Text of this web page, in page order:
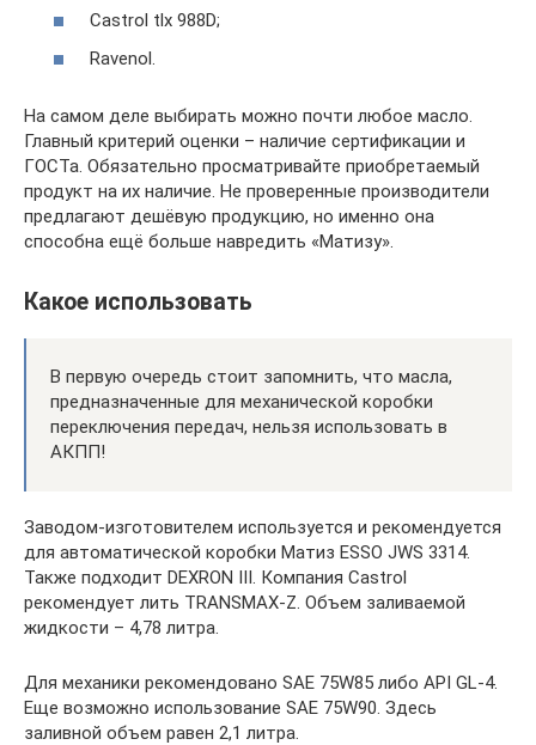
Castrol tlx 988D;
Ravenol.
На самом деле выбирать можно почти любое масло.
Главный критерий оценки – наличие сертификации и
ГОСТа. Обязательно просматривайте приобретаемый
продукт на их наличие. Не проверенные производители
предлагают дешёвую продукцию, но именно она
способна ещё больше навредить «Матизу».
Какое использовать
В первую очередь стоит запомнить, что масла,
предназначенные для механической коробки
переключения передач, нельзя использовать в
АКПП!
Заводом-изготовителем используется и рекомендуется
для автоматической коробки Матиз ESSO JWS 3314.
Также подходит DEXRON III. Компания Castrol
рекомендует лить TRANSMAX-Z. Объем заливаемой
жидкости – 4,78 литра.
Для механики рекомендовано SAE 75W85 либо API GL-4.
Еще возможно использование SAE 75W90. Здесь
заливной объем равен 2,1 литра.